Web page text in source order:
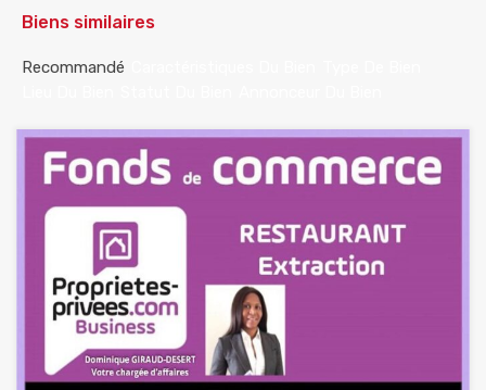
Biens similaires
Recommandé